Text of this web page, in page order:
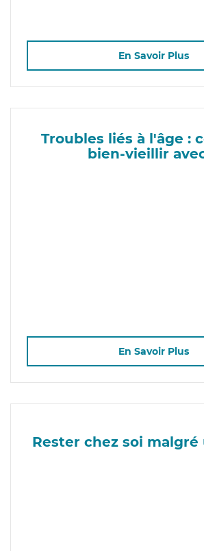
En Savoir Plus
Troubles liés à l'âge :
bien-vieillir
En Savoir Plus
Rester chez soi malgré